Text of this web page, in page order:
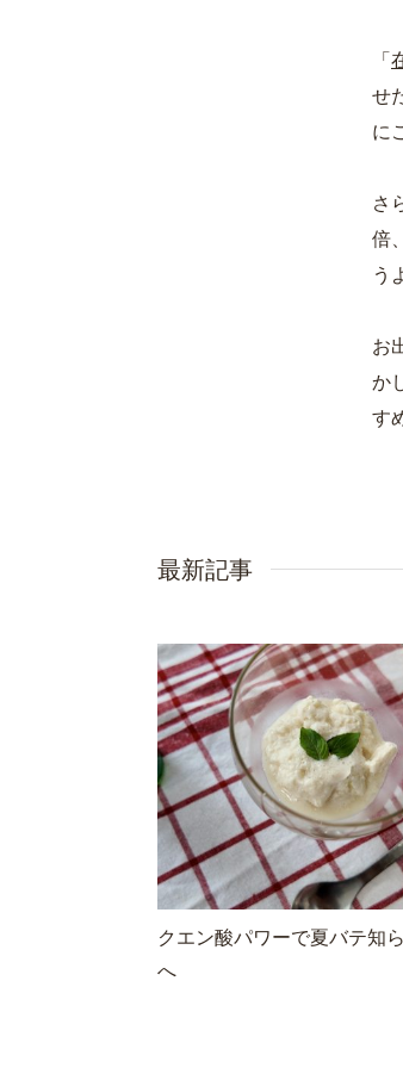
「
せ
に
さ
倍
う
お
か
す
最新記事
クエン酸パワーで夏バテ知
へ